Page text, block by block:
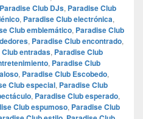
Paradise Club DJs, Paradise Club
, Paradise Club electrónica,
Club emblemático, Paradise Club
, Paradise Club encontrado,
entradas, Paradise Club
, Paradise Club
, Paradise Club Escobedo,
Club especial, Paradise Club
, Paradise Club esperado,
Club espumoso, Paradise Club